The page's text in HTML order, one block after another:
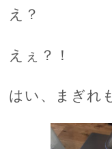
え？
えぇ？！
はい、まぎれ